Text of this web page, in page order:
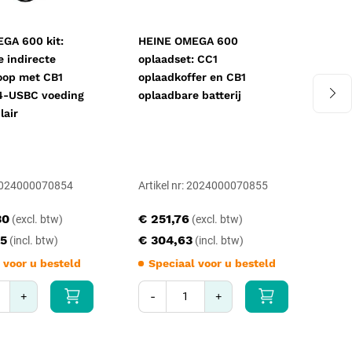
600 kit:
indirecte
met CB1
USBC voeding
voor u besteld
+
HEINE OMEGA 600
oplaadset: CC1
oplaadkoffer en CB1
oplaadbare batterij
Artikel nr: 2024000070855
€ 304,63
€ 251,76
Speciaal voor u besteld
- +